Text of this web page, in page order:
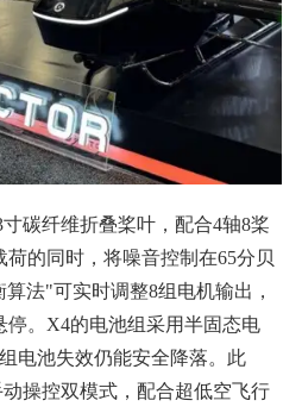
碳纤维折叠桨叶，配合4轴8桨
荷的同时，将噪音控制在65分贝
法"可实时调整8组电机输出，
停。X4的电池组采用半固态电
电池失效仍能安全降落。此
操控双模式，配合超低空飞行